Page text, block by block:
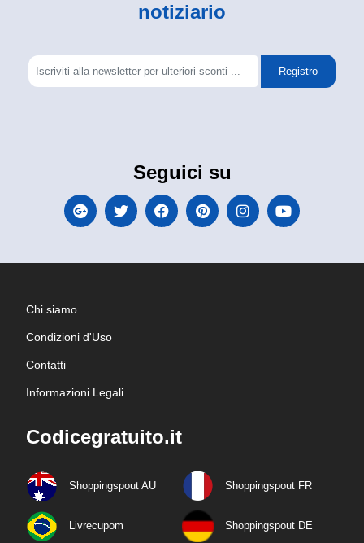
notiziario
Registro
Seguici su
Chi siamo
Condizioni d'Uso
Contatti
Informazioni Legali
Codicegratuito.it
Shoppingspout AU Shoppingspout FR
Livrecupom Shoppingspout DE